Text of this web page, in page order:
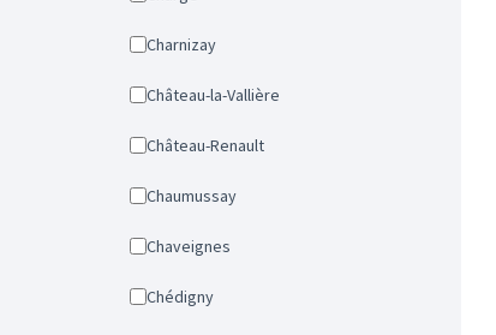
Charnizay
Château-la-Vallière
Château-Renault
Chaumussay
Chaveignes
Chédigny